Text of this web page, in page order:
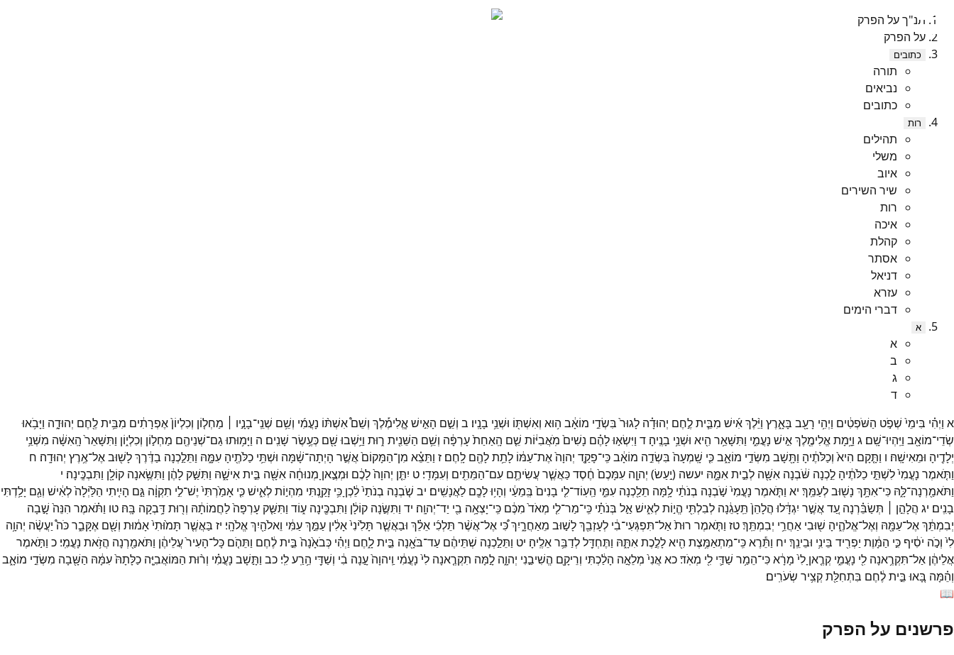
תנ"ך על הפרק
על הפרק
כתובים
תורה
נביאים
כתובים
רות
תהילים
משלי
איוב
שיר השירים
רות
איכה
קהלת
אסתר
דניאל
עזרא
דברי הימים
א
א
ב
ג
ד
א וַיְהִ֗י בִּימֵי֙ שְׁפֹ֣ט הַשֹּׁפְטִ֔ים וַיְהִ֥י רָעָ֖ב בָּאָ֑רֶץ וַיֵּ֨לֶךְאִ֜ישׁ מִבֵּ֧יתלֶ֣חֶם יְהוּדָ֗ה לָגוּר֙ בִּשְׂדֵ֣י מוֹאָ֔ב ה֥וּא וְאִשְׁתּ֖וֹ וּשְׁנֵ֥י בָנָֽיו׃ ב וְשֵׁ֣ם הָאִ֣ישׁאֱ‍ֽלִימֶ֡לֶךְ וְשֵׁם֩אִשְׁתּ֨וֹ נָעֳמִ֜י וְשֵׁ֥ם שְׁנֵֽי־בָנָ֣יו ׀ מַחְל֤וֹן וְכִלְיוֹן֙אֶפְרָתִ֔ים מִבֵּ֥יתלֶ֖חֶם יְהוּדָ֑ה וַיָּבֹ֥אוּ
שְׂדֵי־מוֹאָ֖ב וַיִּֽהְיוּ־שָֽׁם׃ ג וַיָּ֥מָתאֱלִימֶ֖לֶךְאִ֣ישׁ נָעֳמִ֑י וַתִּשָּׁאֵ֥ר הִ֖יא וּשְׁנֵ֥י בָנֶֽיהָ׃ ד וַיִּשְׂא֣וּלָהֶ֗ם נָשִׁים֙ מֹֽאֲבִיּ֔וֹת שֵׁ֤ם הָֽאַחַת֙עָרְפָּ֔ה וְשֵׁ֥ם הַשֵּׁנִ֖ית ר֑וּת וַיֵּ֥שְׁבוּ שָׁ֖ם כְּעֶ֥שֶׂר שָׁנִֽים׃ ה וַיָּמ֥וּתוּגַם־שְׁנֵיהֶ֖ם מַחְל֣וֹן וְכִלְי֑וֹן וַתִּשָּׁאֵר֙ הָֽאִשָּׁ֔ה מִשְּׁנֵ֥י
יְלָדֶ֖יהָ וּמֵאִישָֽׁהּ׃ ו וַתָּ֤קָם הִיא֙ וְכַלֹּתֶ֔יהָ וַתָּ֖שָׁב מִשְּׂדֵ֣י מוֹאָ֑בכִּ֤י שָֽׁמְעָה֙ בִּשְׂדֵ֣ה מוֹאָ֔בכִּֽי־פָקַ֤ד יְהוָה֙אֶת־עַמּ֔וֹ לָתֵ֥תלָהֶ֖ם לָֽחֶם׃ ז וַתֵּצֵ֗א מִן־הַמָּקוֹם֙אֲשֶׁ֣ר הָיְתָה־שָׁ֔מָּה וּשְׁתֵּ֥י כַלֹּתֶ֖יהָ עִמָּ֑הּ וַתֵּלַ֣כְנָה בַדֶּ֔רֶךְלָשׁ֖וּבאֶל־אֶ֥רֶץ יְהוּדָֽה׃ ח
וַתֹּ֤אמֶר נָעֳמִי֙לִשְׁתֵּ֣י כַלֹּתֶ֔יהָ לֵ֣כְנָה שֹּׁ֔בְנָה אִשָּׁ֖ה לְבֵ֣יתאִמָּ֑הּ יעשה (יַ֣עַשׂ) יְהוָ֤ה עִמָּכֶם֙ חֶ֔סֶדכַּאֲשֶׁ֧רעֲשִׂיתֶ֛ם עִם־הַמֵּתִ֖ים וְעִמָּדִֽי׃ ט יִתֵּ֤ן יְהוָה֙לָכֶ֔ם וּמְצֶ֣אןָ מְנוּחָ֔ה אִשָּׁ֖ה בֵּ֣יתאִישָׁ֑הּ וַתִּשַּׁ֣ק לָהֶ֔ן וַתִּשֶּׂ֥אנָה קוֹלָ֖ן וַתִּבְכֶּֽינָה׃ י
וַתֹּאמַ֖רְנָה־לָּ֑הּ כִּי־אִתָּ֥ךְ נָשׁ֖וּבלְעַמֵּֽךְ׃ יא וַתֹּ֤אמֶר נָעֳמִי֙ שֹׁ֣בְנָה בְנֹתַ֔י לָ֥מָּה תֵלַ֖כְנָה עִמִּ֑י הַֽעֽוֹד־לִ֤י בָנִים֙ בְּֽמֵעַ֔י וְהָי֥וּלָכֶ֖ם לַאֲנָשִֽׁים׃ יב שֹׁ֤בְנָה בְנֹתַי֙לֵ֔כְןָ כִּ֥י זָקַ֖נְתִּי מִהְי֣וֹתלְאִ֑ישׁכִּ֤י אָמַ֙רְתִּי֙ יֶשׁ־לִ֣י תִקְוָ֔ה גַּ֣ם הָיִ֤יתִי הַלַּ֙יְלָה֙לְאִ֔ישׁ וְגַ֖ם יָלַ֥דְתִּי
בָנִֽים׃ יג הֲלָהֵ֣ן ׀ תְּשַׂבֵּ֗רְנָה עַ֚דאֲשֶׁ֣ר יִגְדָּ֔לוּ הֲלָהֵן֙ תֵּֽעָגֵ֔נָה לְבִלְתִּ֖י הֱי֣וֹתלְאִ֑ישׁאַ֣ל בְּנֹתַ֗י כִּֽי־מַר־לִ֤י מְאֹד֙ מִכֶּ֔ם כִּֽי־יָצְאָ֥ה בִ֖י יַד־יְהוָֽה׃ יד וַתִּשֶּׂ֣נָה קוֹלָ֔ן וַתִּבְכֶּ֖ינָה ע֑וֹד וַתִּשַּׁ֤ק עָרְפָּה֙לַחֲמוֹתָ֔הּ וְר֖וּתדָּ֥בְקָה בָּֽהּ׃ טו וַתֹּ֗אמֶר הִנֵּה֙ שָׁ֣בָה
יְבִמְתֵּ֔ךְאֶל־עַמָּ֖הּ וְאֶל־אֱלֹהֶ֑יהָ שׁ֖וּבִי אַחֲרֵ֥י יְבִמְתֵּֽךְ׃טז וַתֹּ֤אמֶר רוּת֙אַל־תִּפְגְּעִי־בִ֔י לְעָזְבֵ֖ךְלָשׁ֣וּב מֵאַחֲרָ֑יִךְכִּ֠י אֶל־אֲשֶׁ֨ר תֵּלְכִ֜י אֵלֵ֗ךְ וּבַאֲשֶׁ֤ר תָּלִ֙ינִי֙אָלִ֔ין עַמֵּ֣ךְעַמִּ֔י וֵאלֹהַ֖יִךְאֱלֹהָֽי׃ יז בַּאֲשֶׁ֤ר תָּמ֙וּתִי֙אָמ֔וּת וְשָׁ֖ם אֶקָּבֵ֑רכֹּה֩ יַעֲשֶׂ֨ה יְהוָ֥ה
לִי֙ וְכֹ֣ה יֹסִ֔יף כִּ֣י הַמָּ֔וֶת יַפְרִ֖יד בֵּינִ֥י וּבֵינֵֽךְ׃ יח וַתֵּ֕רֶאכִּֽי־מִתְאַמֶּ֥צֶת הִ֖יאלָלֶ֣כֶתאִתָּ֑הּ וַתֶּחְדַּ֖ללְדַבֵּ֥ראֵלֶֽיהָ׃ יט וַתֵּלַ֣כְנָה שְׁתֵּיהֶ֔ם עַד־בֹּאָ֖נָה בֵּ֣יתלָ֑חֶם וַיְהִ֗י כְּבֹאָ֙נָה֙ בֵּ֣יתלֶ֔חֶם וַתֵּהֹ֤ם כָּל־הָעִיר֙עֲלֵיהֶ֔ן וַתֹּאמַ֖רְנָה הֲזֹ֥את נָעֳמִֽי׃ כ וַתֹּ֣אמֶר
אֲלֵיהֶ֔ן אַל־תִּקְרֶ֥אנָה לִ֖י נָעֳמִ֑י קְרֶ֤אןָ לִי֙ מָרָ֔אכִּי־הֵמַ֥ר שַׁדַּ֛י לִ֖י מְאֹֽד׃כאאֲנִי֙ מְלֵאָ֣ה הָלַ֔כְתִּי וְרֵיקָ֖ם הֱשִׁיבַ֣נִי יְהוָ֑ה לָ֣מָּה תִקְרֶ֤אנָה לִי֙ נָעֳמִ֔י וַֽיהוָה֙עָ֣נָה בִ֔י וְשַׁדַּ֖י הֵ֥רַֽעלִֽי׃ כב וַתָּ֣שָׁב נָעֳמִ֗י וְר֨וּת הַמּוֹאֲבִיָּ֤ה כַלָּתָהּ֙עִמָּ֔הּ הַשָּׁ֖בָה מִשְּׂדֵ֣י מוֹאָ֑ב
וְהֵ֗מָּה בָּ֚אוּ בֵּ֣יתלֶ֔חֶם בִּתְחִלַּ֖תקְצִ֥יר שְׂעֹרִֽים׃
📖
פרשנים על הפרק